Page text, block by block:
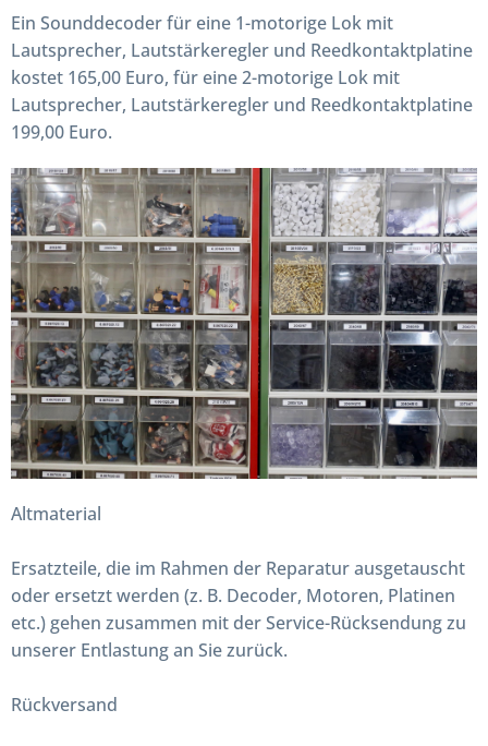
Ein Sounddecoder für eine 1-motorige Lok mit
Lautsprecher, Lautstärkeregler und Reedkontaktplatine
kostet 165,00 Euro, für eine 2-motorige Lok mit
Lautsprecher, Lautstärkeregler und Reedkontaktplatine
199,00 Euro.
Altmaterial
Ersatzteile, die im Rahmen der Reparatur ausgetauscht
oder ersetzt werden (z. B. Decoder, Motoren, Platinen
etc.) gehen zusammen mit der Service-Rücksendung zu
unserer Entlastung an Sie zurück.
Rückversand